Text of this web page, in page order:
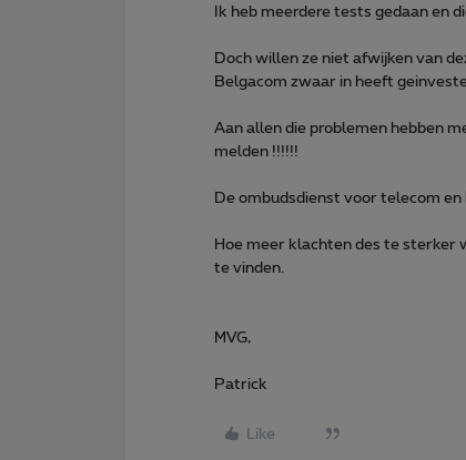
Ik heb meerdere tests gedaan en
Doch willen ze niet afwijken van
Belgacom zwaar in heeft
Aan allen die problemen hebben
melden !!!!!!
De ombudsdienst voor telecom en
Hoe meer klachten des te sterker
te vinden.
MVG,
Patrick
Like